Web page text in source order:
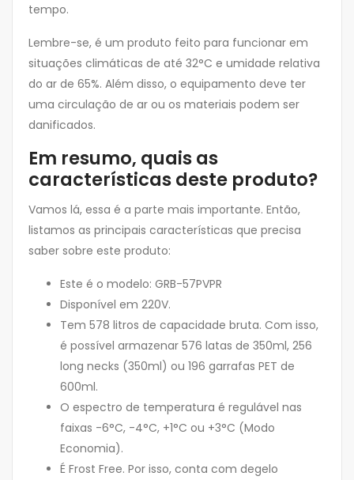
tempo.
Lembre-se, é um produto feito para funcionar em
situações climáticas de até 32°C e umidade relativa
do ar de 65%. Além disso, o equipamento deve ter
uma circulação de ar ou os materiais podem ser
danificados.
Em resumo, quais as
características deste produto?
Vamos lá, essa é a parte mais importante. Então,
listamos as principais características que precisa
saber sobre este produto:
Este é o modelo: GRB-57PVPR
Disponível em 220V.
Tem 578 litros de capacidade bruta. Com isso,
é possível armazenar 576 latas de 350ml, 256
long necks (350ml) ou 196 garrafas PET de
600ml.
O espectro de temperatura é regulável nas
faixas -6°C, -4°C, +1°C ou +3°C (Modo
Economia).
É Frost Free. Por isso, conta com degelo